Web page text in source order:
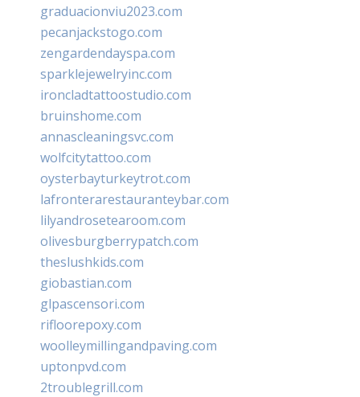
graduacionviu2023.com
pecanjackstogo.com
zengardendayspa.com
sparklejewelryinc.com
ironcladtattoostudio.com
bruinshome.com
annascleaningsvc.com
wolfcitytattoo.com
oysterbayturkeytrot.com
lafronterarestauranteybar.com
lilyandrosetearoom.com
olivesburgberrypatch.com
theslushkids.com
giobastian.com
glpascensori.com
rifloorepoxy.com
woolleymillingandpaving.com
uptonpvd.com
2troublegrill.com